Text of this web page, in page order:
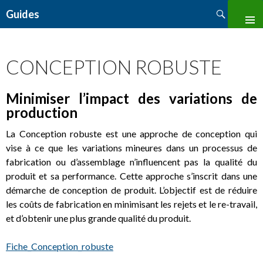
Guides
CONCEPTION ROBUSTE
Minimiser l’impact des variations de
production
La Conception robuste est une approche de conception qui
vise à ce que les variations mineures dans un processus de
fabrication ou d’assemblage n’influencent pas la qualité du
produit et sa performance. Cette approche s’inscrit dans une
démarche de conception de produit. L’objectif est de réduire
les coûts de fabrication en minimisant les rejets et le re-travail,
et d’obtenir une plus grande qualité du produit.
Fiche_Conception_robuste